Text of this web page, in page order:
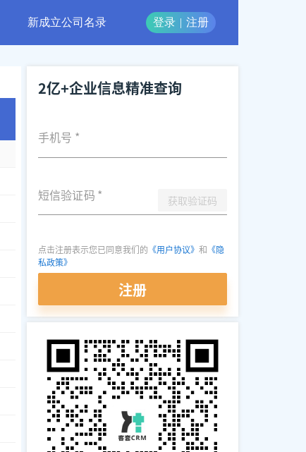
新成立公司名录 登录 | 注册
2亿+企业信息精准查询
手机号 *
短信验证码 * 获取验证码
点击注册表示您已同意我们的 《用户协议》 和 《隐
私政策》
注册